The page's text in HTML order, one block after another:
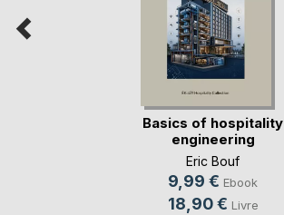
Basics of hospitality
engineering
Eric Bouf
9,99 € Ebook
18,90 € Livre